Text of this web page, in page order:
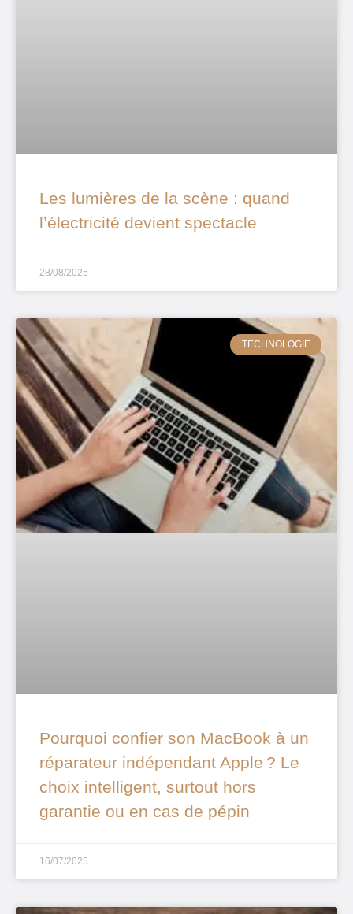
Les lumières de la scène : quand
l’électricité devient spectacle
28/08/2025
TECHNOLOGIE
Pourquoi confier son MacBook à un
réparateur indépendant Apple ? Le
choix intelligent, surtout hors
garantie ou en cas de pépin
16/07/2025